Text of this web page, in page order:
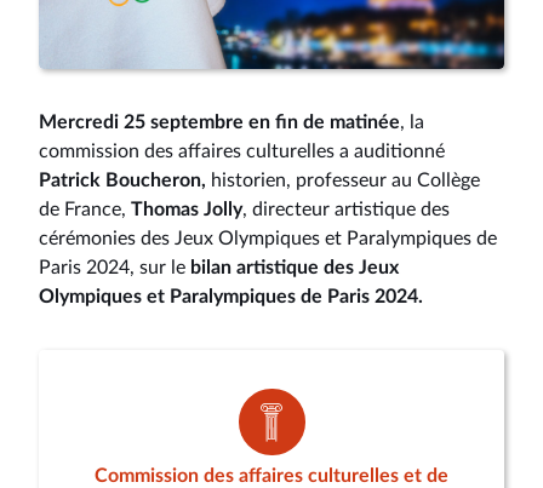
Mercredi 25 septembre en fin de matinée, la
commission des affaires culturelles a auditionné
Patrick Boucheron, historien, professeur au Collège
de France, Thomas Jolly, directeur artistique des
cérémonies des Jeux Olympiques et Paralympiques de
Paris 2024, sur le bilan artistique des Jeux
Olympiques et Paralympiques de Paris 2024.
Commission des affaires culturelles et de